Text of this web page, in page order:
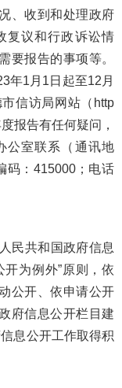
、收到和处理政府
复议和行政诉讼情
要报告的事项等。
年1月1日起至12月
信访局网站（http
报告有任何疑问，
公室联系（通讯地
码：415000；电话
民共和国政府信息
为例外”原则，依
公开、依申请公开
府信息公开栏目建
息公开工作取得积